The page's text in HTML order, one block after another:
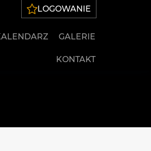
GALERIE
KONTAKT
LOGOWANIE